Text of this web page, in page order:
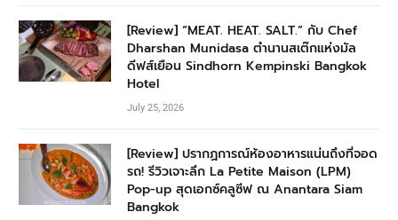
[Review] “MEAT. HEAT. SALT.” กับ Chef
Dharshan Munidasa ตำนานสเต๊กแห่งมัล
ดีฟส์เยือน Sindhorn Kempinski Bangkok
Hotel
July 25, 2026
[Review] ปรากฏการณ์ห้องอาหารแน่นถึงที่จอด
รถ! รีวิวเจาะลึก La Petite Maison (LPM)
Pop-up สุดเอกซ์คลูซีฟ ณ Anantara Siam
Bangkok